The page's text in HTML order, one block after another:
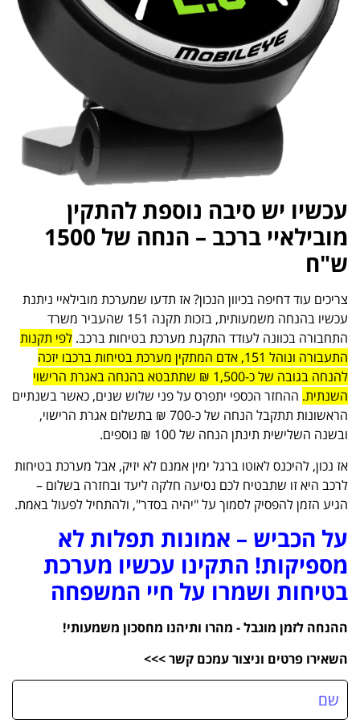
עכשיו יש סיבה נוספת להתקין
מובילאיי ברכב – הנחה של 1500
ש"ח
צריכים עוד דחיפה בכיוון הנכון? אז תדעו שמערכת מובילאיי ניתנת
עכשיו בהנחה משמעותית, בזכות תקנה 151 שהעביר משרד
התחבורה בכוונה לעודד התקנת מערכת בטיחות ברכב. לפי תקנות
התעבורה ונוהל 151, אדם המתקין מערכת בטיחות ברכבו יזכה
להנחה בגובה של כ-1,500 ₪ שתתבטא בהנחה באגרת הרישוי
השנתית. ההחזר הכספי יתפרס על פני שלוש שנים, כאשר בשנתיים
הראשונות תתקבל הנחה של כ-700 ₪ בתשלום אגרת הרישוי,
ובשנה השלישית תינתן הנחה של 100 ₪ נוספים.
אז נכון, להיכנס לאוטו ברגל ימין אמנם לא יזיק, אבל מערכת בטיחות
לרכב היא זו שתבטיח לכם נסיעה חלקה ליעד ובחזרה בשלום –
הגיע הזמן להפסיק לסמוך על "יהיה בסדר", ולהתחיל לפעול באמת.
על הכביש – אמונות תפלות לא
מספיקות! התקינו עכשיו מערכת
בטיחות ושמרו על חיי המשפחה
ההנחה לזמן מוגבל - מהרו ותיהנו מחסכון משמעותי!
השאירו פרטים וניצור עמכם קשר >>>